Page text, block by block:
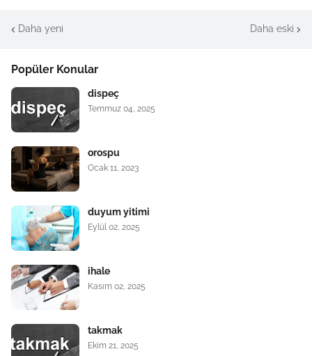
Daha yeni Daha eski
Popüler Konular
dispeç
Temmuz 04, 2025
orospu
Ocak 11, 2023
duyum yitimi
Eylül 02, 2025
ihale
Kasım 02, 2025
takmak
Ekim 21, 2025